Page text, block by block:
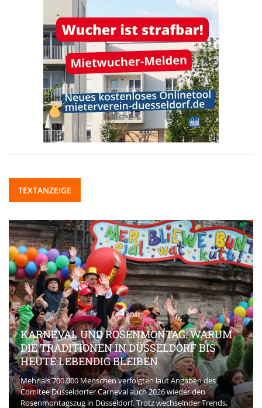
TEXTANZEIGE
KARNEVAL UND ROSENMONTAG: WARUM
DIE TRADITIONEN IN DÜSSELDORF BIS
HEUTE LEBENDIG BLEIBEN
Mehr als 700.000 Menschen verfolgten laut Angaben des
Comitee Düsseldorfer Carneval auch 2026 wieder den
Rosenmontagszug in Düsseldorf. Trotz wechselnder Trends,